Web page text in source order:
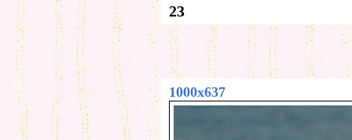
23
1000x637